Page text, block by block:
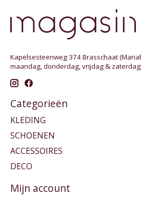
Kapelsesteenweg 374 Brasschaat
maandag, donderdag, vrijdag &
Categorieën
KLEDING
SCHOENEN
ACCESSOIRES
DECO
Mijn account